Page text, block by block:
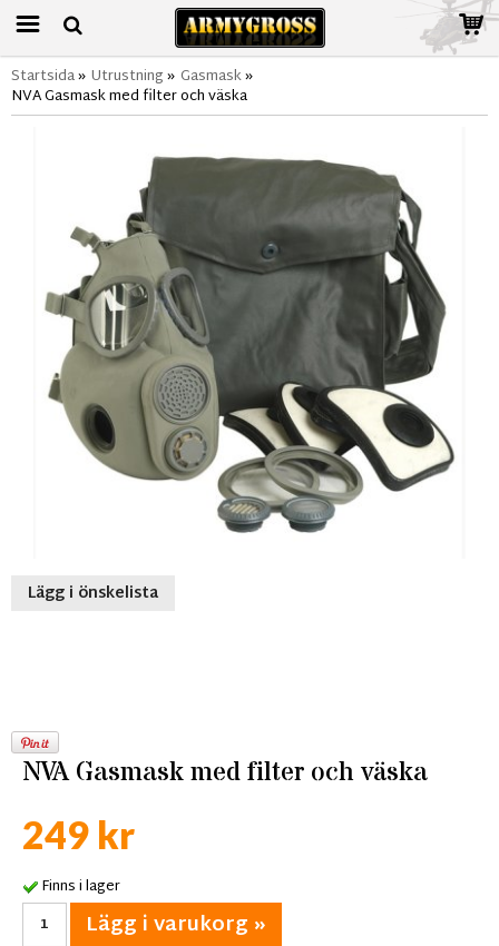
Startsida» Utrustning» Gasmask»
NVA Gasmask med filter och väska
Lägg i önskelista
NVA Gasmask med filter och väska
249 kr
Finns i lager
Lägg i varukorg »